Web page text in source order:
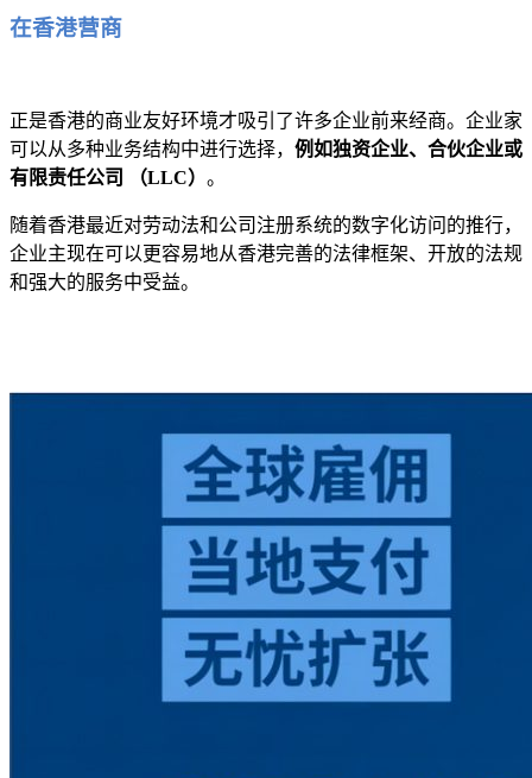
在香港营商
正是香港的商业友好环境才吸引了许多企业前来经商。企业家
可以从多种业务结构中进行选择， 例如独资企业、合伙企业或
有限责任公司 （LLC） 。
随着香港最近对劳动法和公司注册系统的数字化访问的推行，
企业主现在可以更容易地从香港完善的法律框架、开放的法规
和强大的服务中受益。